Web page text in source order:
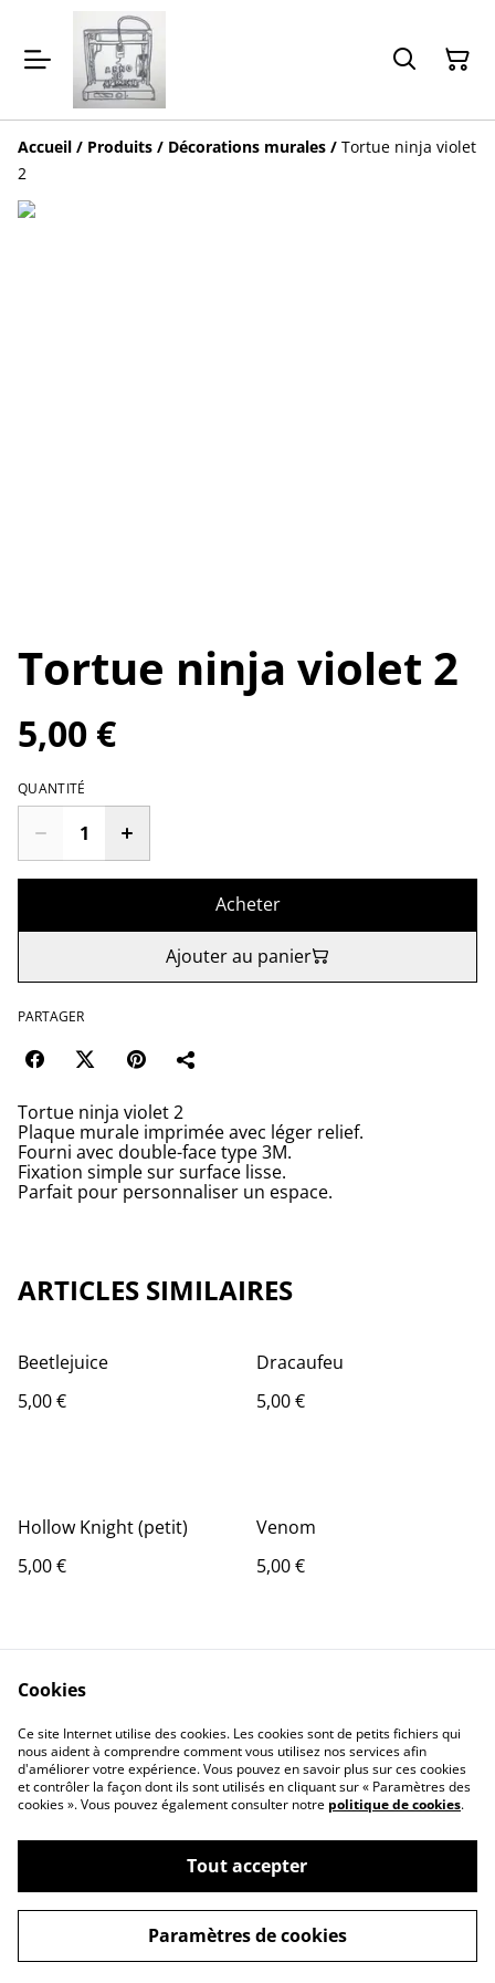
Accueil / Produits / Décorations murales / Tortue ninja violet
2
Tortue ninja violet 2
5,00 €
QUANTITÉ
Acheter
Ajouter au panier
PARTAGER
Tortue ninja violet 2
Plaque murale imprimée avec léger relief.
Fourni avec double-face type 3M.
Fixation simple sur surface lisse.
Parfait pour personnaliser un espace.
ARTICLES SIMILAIRES
Beetlejuice
5,00 €
Dracaufeu
5,00 €
Hollow Knight (petit)
5,00 €
Venom
5,00 €
Contact Us
Legal Terms
Privacy Policy
Cookie Policy
Arno_3d_print
Cookies
Ce site Internet utilise des cookies. Les cookies sont de petits fichiers qui
nous aident à comprendre comment vous utilisez nos services afin
d'améliorer votre expérience. Vous pouvez en savoir plus sur ces cookies
et contrôler la façon dont ils sont utilisés en cliquant sur « Paramètres des
cookies ». Vous pouvez également consulter notre politique de cookies.
Tout accepter
Paramètres de cookies